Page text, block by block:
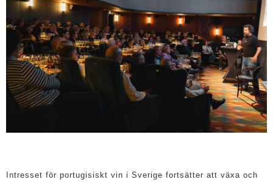
Intresset för portugisiskt vin i Sverige fortsätter att växa och